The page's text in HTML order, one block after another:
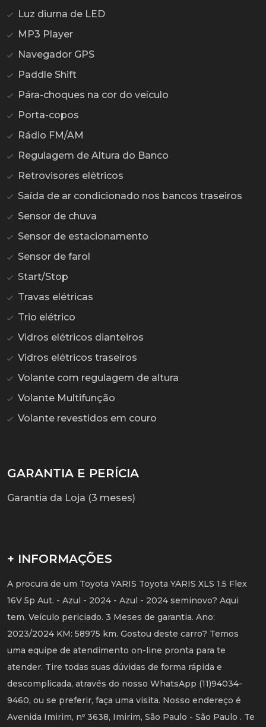
Luz diurna de LED
MP3 Player
Navegador GPS
Paddle Shift
Pára-choques na cor do veículo
Porta-copos
Rádio FM/AM
Regulagem de Altura do Banco
Retrovisores elétricos
Saída de ar condicionado nos bancos traseiros
Sensor de chuva
Sensor de estacionamento
Sensor de farol
Start/Stop
Travas elétricas
Trio elétrico
Vidros elétricos dianteiros
Vidros elétricos traseiros
Volante com regulagem de altura
Volante Multifunção
Volante revestidos em couro
GARANTIA E PERÍCIA
Garantia da Loja (3 meses)
+ INFORMAÇÕES
A procura de um Toyota YARIS Toyota YARIS XLS 1.5 Flex
16V 5p Aut. - Azul - 2024 - Azul - 2024 seminovo? Aqui
tem. Veículo periciado. 3 Meses de garantia. Ano:
2023/2024 KM: 58975 km. Gostou deste carro? Temos
uma equipe de atendimento on-line pronta para te
atender. Tire todas suas dúvidas de forma rápida e
descomplicada, através do nosso WhatsApp (11)94034-
9460, ou se preferir, faça uma visita. Nosso endereço é
Avenida Imirim, nº 3638, Imirim, São Paulo - São Paulo . Te